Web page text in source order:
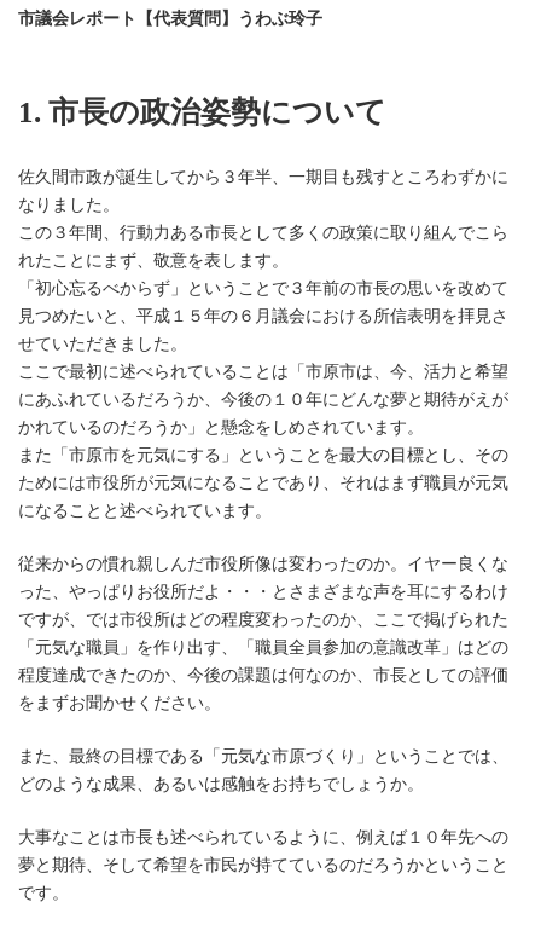
市議会レポート【代表質問】うわぶ玲子
1. 市長の政治姿勢について
佐久間市政が誕生してから３年半、一期目も残すところわずかに
なりました。
この３年間、行動力ある市長として多くの政策に取り組んでこら
れたことにまず、敬意を表します。
「初心忘るべからず」ということで３年前の市長の思いを改めて
見つめたいと、平成１５年の６月議会における所信表明を拝見さ
せていただきました。
ここで最初に述べられていることは「市原市は、今、活力と希望
にあふれているだろうか、今後の１０年にどんな夢と期待がえが
かれているのだろうか」と懸念をしめされています。
また「市原市を元気にする」ということを最大の目標とし、その
ためには市役所が元気になることであり、それはまず職員が元気
になることと述べられています。
従来からの慣れ親しんだ市役所像は変わったのか。イヤー良くな
った、やっぱりお役所だよ・・・とさまざまな声を耳にするわけ
ですが、では市役所はどの程度変わったのか、ここで掲げられた
「元気な職員」を作り出す、「職員全員参加の意識改革」はどの
程度達成できたのか、今後の課題は何なのか、市長としての評価
をまずお聞かせください。
また、最終の目標である「元気な市原づくり」ということでは、
どのような成果、あるいは感触をお持ちでしょうか。
大事なことは市長も述べられているように、例えば１０年先への
夢と期待、そして希望を市民が持てているのだろうかということ
です。